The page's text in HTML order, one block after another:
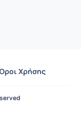
Χρήσης